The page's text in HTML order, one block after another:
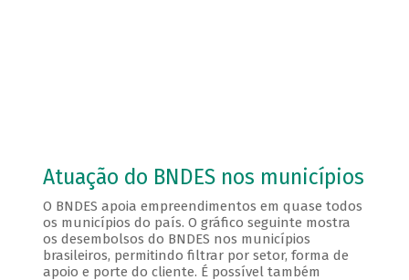
Atuação do BNDES nos municípios
O BNDES apoia empreendimentos em quase todos
os municípios do país. O gráfico seguinte mostra
os desembolsos do BNDES nos municípios
brasileiros, permitindo filtrar por setor, forma de
apoio e porte do cliente. É possível também